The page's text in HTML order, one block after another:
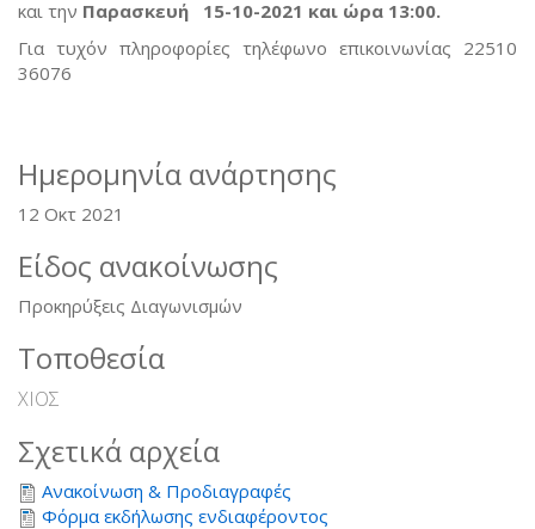
e-mail)
και την Παρασκευή 15-10-2021 και ώρα 13:00.
Για τυχόν πληροφορίες τηλέφωνο επικοινωνίας 22510
36076
Ημερομηνία ανάρτησης
12 Οκτ 2021
Είδος ανακοίνωσης
Προκηρύξεις Διαγωνισμών
Τοποθεσία
ΧΙΟΣ
Σχετικά αρχεία
Ανακοίνωση & Προδιαγραφές
Φόρμα εκδήλωσης ενδιαφέροντος